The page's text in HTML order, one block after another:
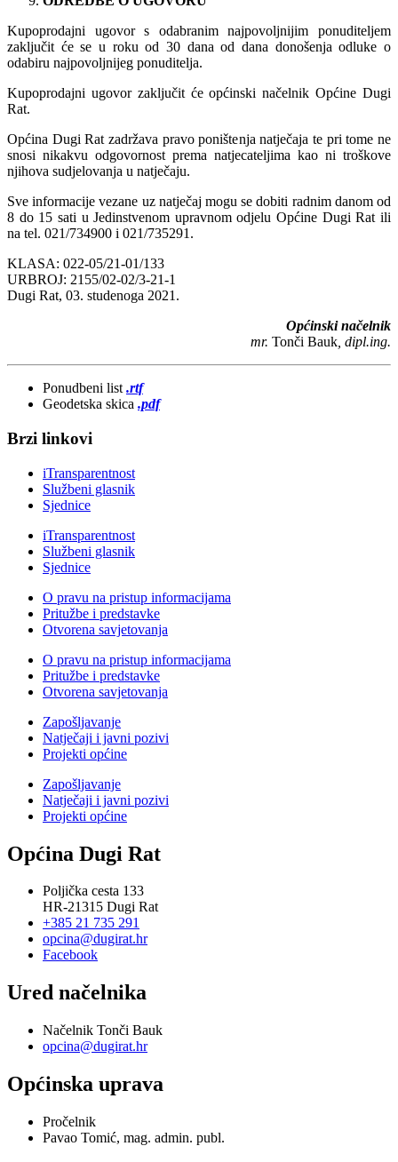
Kupoprodajni ugovor s odabranim najpovoljnijim ponuditeljem
zaključit će se u roku od 30 dana od dana donošenja odluke o
odabiru najpovoljnijeg ponuditelja.
Kupoprodajni ugovor zaključit će općinski načelnik Općine Dugi
Rat.
Općina Dugi Rat zadržava pravo poništenja natječaja te pri tome ne
snosi nikakvu odgovornost prema natjecateljima kao ni troškove
njihova sudjelovanja u natječaju.
Sve informacije vezane uz natječaj mogu se dobiti radnim danom od
8 do 15 sati u Jedinstvenom upravnom odjelu Općine Dugi Rat ili
na tel. 021/734900 i 021/735291.
KLASA: 022-05/21-01/133
URBROJ: 2155/02-02/3-21-1
Dugi Rat, 03. studenoga 2021.
Općinski načelnik
mr. Tonči Bauk , dipl.ing.
Ponudbeni list .rtf
Geodetska skica .pdf
Brzi linkovi
iTransparentnost
Službeni glasnik
Sjednice
iTransparentnost
Službeni glasnik
Sjednice
O pravu na pristup informacijama
Pritužbe i predstavke
Otvorena savjetovanja
O pravu na pristup informacijama
Pritužbe i predstavke
Otvorena savjetovanja
Zapošljavanje
Natječaji i javni pozivi
Projekti općine
Zapošljavanje
Natječaji i javni pozivi
Projekti općine
Općina Dugi Rat
Poljička cesta 133
HR-21315 Dugi Rat
+385 21 735 291
opcina@dugirat.hr
Facebook
Ured načelnika
Načelnik Tonči Bauk
opcina@dugirat.hr
Općinska uprava
Pročelnik
Pavao Tomić, mag. admin. publ.